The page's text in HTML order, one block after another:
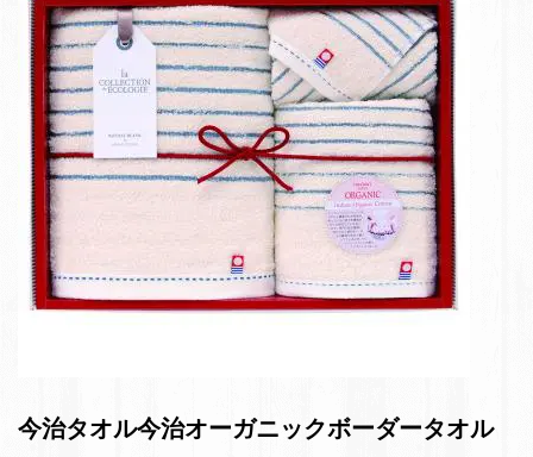
今治タオル今治オーガニックボーダータオル